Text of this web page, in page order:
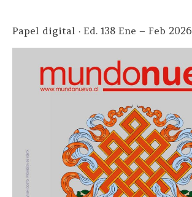
Papel digital · Ed. 138 Ene – Feb 2026